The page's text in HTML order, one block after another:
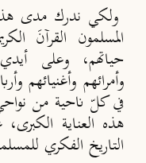
ولكي ندرك مدى هذه
المسلمون القرآنَ
حياتهم، وعلى
وأمرائهم وأغنيائهم
في كلّ ناحية من
هذه العناية
التاريخ الفكري